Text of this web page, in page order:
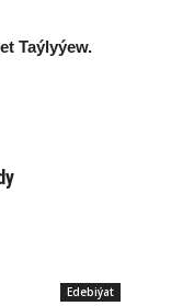
Taý­ly­ýew.
Edebiýat